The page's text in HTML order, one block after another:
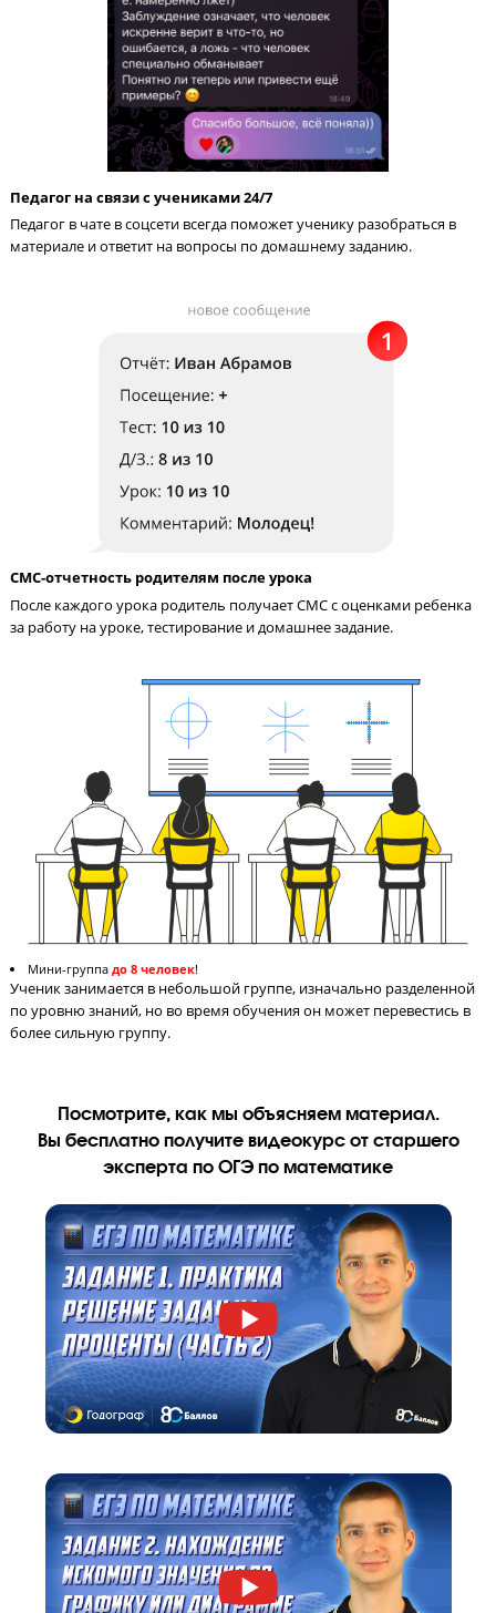
Педагог в чате в соцсети всегда поможет ученику
материале и ответит на вопросы по домашнему заданию.
СМС-отчетность родителям после урока
После каждого урока родитель получает СМС с оценками
за работу на уроке, тестирование и домашнее задание.
Мини-группадо 8 человек!
Ученик занимается в небольшой группе, изначально
более сильную группу.
Посмотрите, как мы объясняем материал.
Вы бесплатно получите видеокурс от